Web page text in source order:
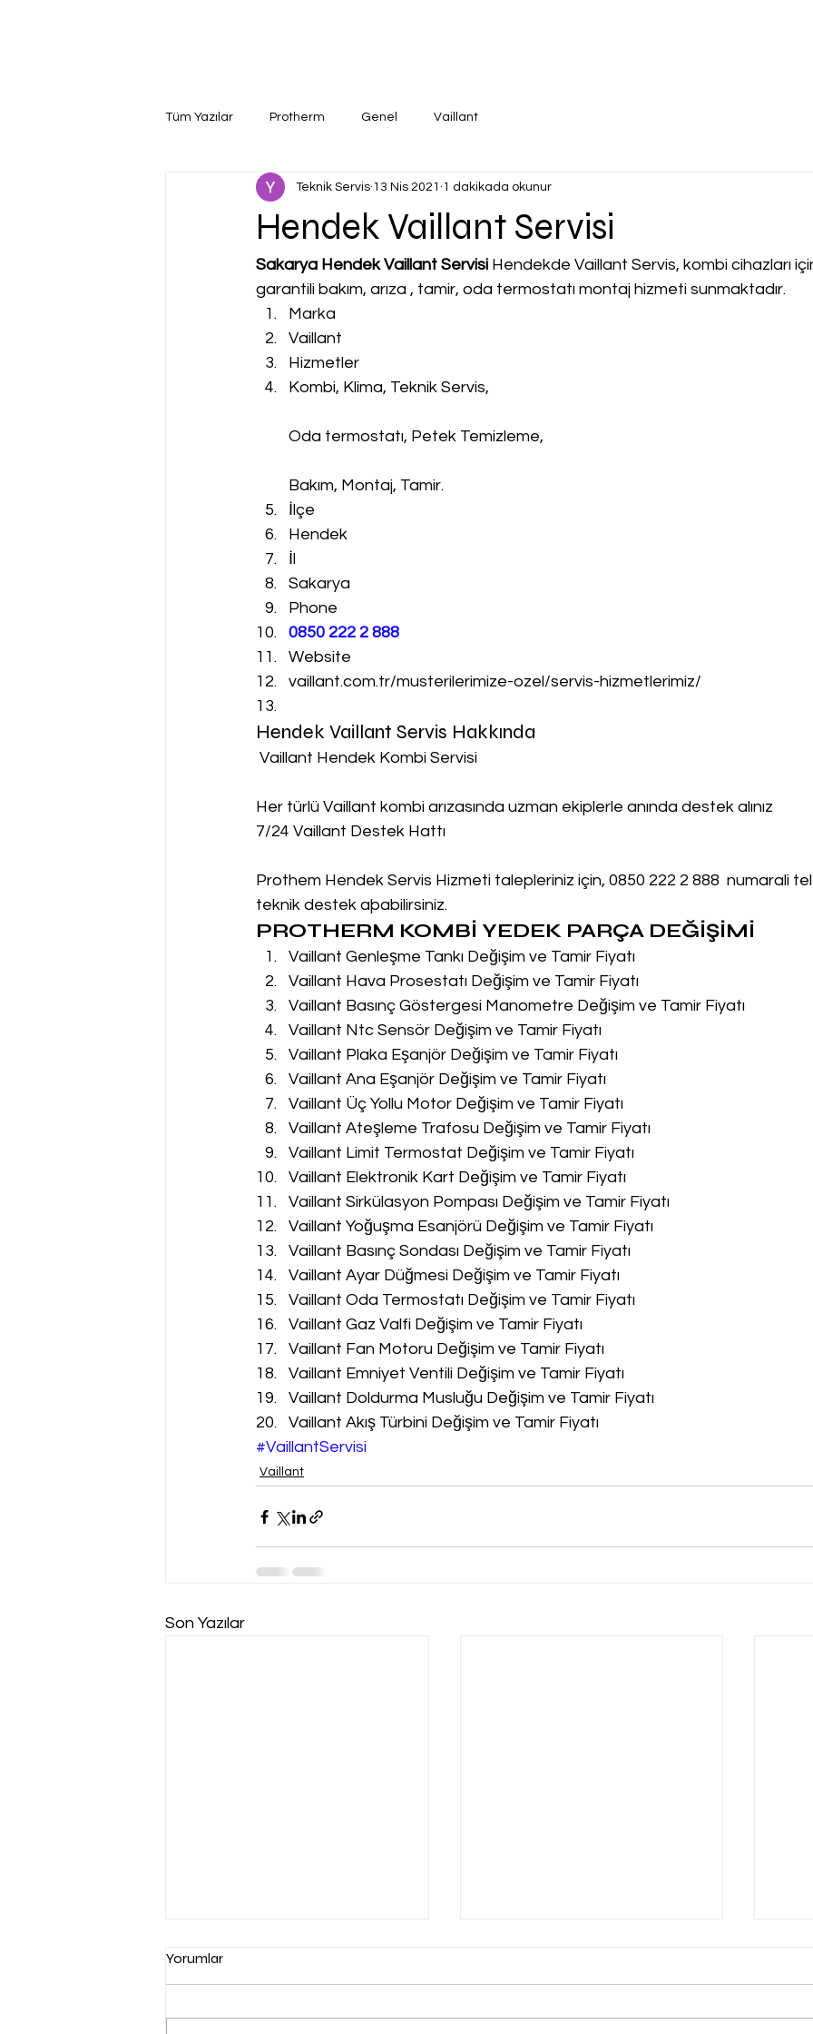
Tüm Yazılar Protherm Genel Vaillant
Hendek Vaillant Servisi
Teknik Servis 13 Nis 2021 1 dakikada okunur
Sakarya Hendek Vaillant Servisi Hendekde Vaillant Servis, kombi cihazları
garantili bakım, arıza , tamir, oda termostatı montaj hizmeti sunmaktadır.
Marka
Vaillant
Hizmetler
Kombi, Klima, Teknik Servis,
Oda termostatı, Petek Temizleme,
Bakım, Montaj, Tamir.
İlçe
Hendek
İl
Sakarya
Phone
0850 222 2 888
Website
vaillant.com.tr/musterilerimize-ozel/servis-hizmetlerimiz/
Hendek Vaillant Servis Hakkında
Vaillant Hendek Kombi Servisi
Her türlü Vaillant kombi arızasında uzman ekiplerle anında destek alınız
7/24 Vaillant Destek Hattı
Prothem Hendek Servis Hizmeti talepleriniz için, 0850 222 2 888  numarali
teknik destek aþabilirsiniz.
PROTHERM KOMBİ YEDEK PARÇA DEĞİŞİMİ
Vaillant Genleşme Tankı Değişim ve Tamir Fiyatı
Vaillant Hava Prosestatı Değişim ve Tamir Fiyatı
Vaillant Basınç Göstergesi Manometre Değişim ve Tamir Fiyatı
Vaillant Ntc Sensör Değişim ve Tamir Fiyatı
Vaillant Plaka Eşanjör Değişim ve Tamir Fiyatı
Vaillant Ana Eşanjör Değişim ve Tamir Fiyatı
Vaillant Üç Yollu Motor Değişim ve Tamir Fiyatı
Vaillant Ateşleme Trafosu Değişim ve Tamir Fiyatı
Vaillant Limit Termostat Değişim ve Tamir Fiyatı
Vaillant Elektronik Kart Değişim ve Tamir Fiyatı
Vaillant Sirkülasyon Pompası Değişim ve Tamir Fiyatı
Vaillant Yoğuşma Esanjörü Değişim ve Tamir Fiyatı
Vaillant Basınç Sondası Değişim ve Tamir Fiyatı
Vaillant Ayar Düğmesi Değişim ve Tamir Fiyatı
Vaillant Oda Termostatı Değişim ve Tamir Fiyatı
Vaillant Gaz Valfi Değişim ve Tamir Fiyatı
Vaillant Fan Motoru Değişim ve Tamir Fiyatı
Vaillant Emniyet Ventili Değişim ve Tamir Fiyatı
Vaillant Doldurma Musluğu Değişim ve Tamir Fiyatı
Vaillant Akış Türbini Değişim ve Tamir Fiyatı
#VaillantServisi
Vaillant
Son Yazılar
Yorumlar